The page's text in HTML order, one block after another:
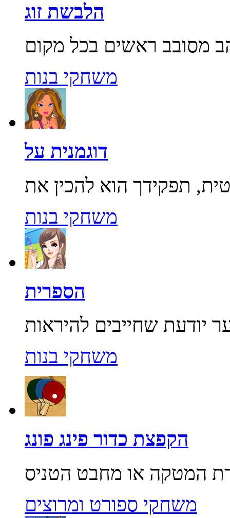
הלבשת זוג
משחקי בנות
דוגמנית על
משחקי בנות
הספרית
משחקי בנות
הקפצת כדור פינג פונג
משחקי ספורט ומרוצים